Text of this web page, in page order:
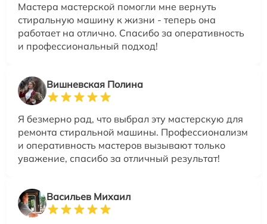
Мастера мастерской помогли мне вернуть
стиральную машину к жизни - теперь она
работает на отлично. Спасибо за оперативность
и профессиональный подход!
Вишневская Полина
Я безмерно рад, что выбрал эту мастерскую для
ремонта стиральной машины. Профессионализм
и оперативность мастеров вызывают только
уважение, спасибо за отличный результат!
Васильев Михаил